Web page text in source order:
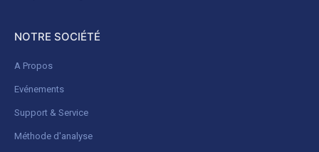
NOTRE SOCIÉTÉ
A Propos
Evénements
Support & Service
Méthode d'analyse